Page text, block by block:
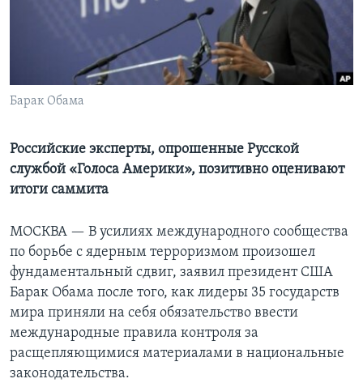
СОЦИАЛЬНЫЕ СЕТИ
Языки
Барак Обама
Российские эксперты, опрошенные Русской
службой «Голоса Америки», позитивно оценивают
итоги саммита
МОСКВА — В усилиях международного сообщества
по борьбе с ядерным терроризмом произошел
фундаментальный сдвиг, заявил президент США
Барак Обама после того, как лидеры 35 государств
мира приняли на себя обязательство ввести
международные правила контроля за
расщепляющимися материалами в национальные
законодательства.